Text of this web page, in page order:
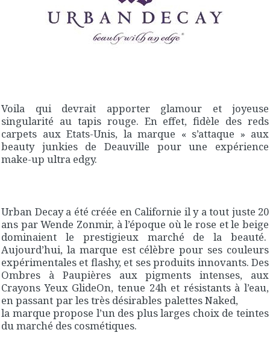
Voila qui devrait apporter glamour et joyeuse
singularité au tapis rouge. En effet, fidèle des reds
carpets aux Etats-Unis, la marque « s’attaque » aux
beauty junkies de Deauville pour une expérience
make-up ultra edgy.
Urban Decay a été créée en Californie il y a tout juste 20
ans par Wende Zonmir, à l’époque où le rose et le beige
dominaient le prestigieux marché de la beauté.
Aujourd’hui, la marque est célèbre pour ses couleurs
expérimentales et flashy, et ses produits innovants. Des
Ombres à Paupières aux pigments intenses, aux
Crayons Yeux GlideOn, tenue 24h et résistants à l’eau,
en passant par les très désirables palettes Naked,
la marque propose l’un des plus larges choix de teintes
du marché des cosmétiques.